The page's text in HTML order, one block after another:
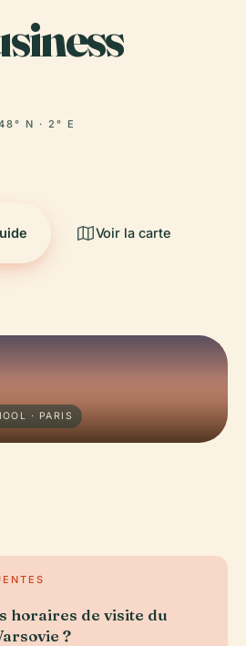
N · 2° E
Voir la carte
· PARIS
horaires de visite du
?